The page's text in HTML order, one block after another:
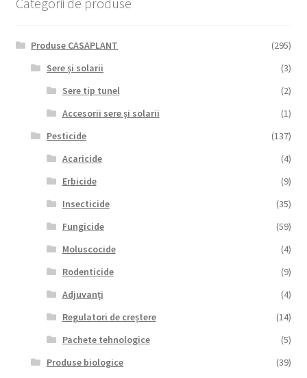
Produse CASAPLANT
(295)
Sere și solarii
(3)
Sere tip tunel
(2)
Accesorii sere și solarii
(1)
Pesticide
(137)
Acaricide
(4)
Erbicide
(9)
Insecticide
(35)
Fungicide
(59)
Moluscocide
(4)
Rodenticide
(9)
Adjuvanți
(4)
Regulatori de creștere
(14)
Pachete tehnologice
(5)
Produse biologice
(39)